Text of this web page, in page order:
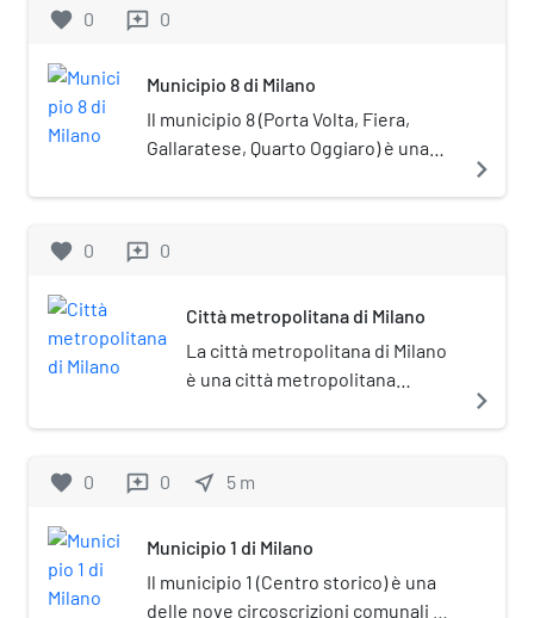
favorite 0 reviews 0
Municipio 8 di Milano
Il municipio 8 (Porta Volta, Fiera,
Gallaratese, Quarto Oggiaro) è una
Milano. La sede del Consiglio si trova
estende dal centro cittadino verso
navigate_next
favorite 0 reviews 0
Città metropolitana di Milano
La città metropolitana di Milano
è una città metropolitana
superficie territoriale preceduta
per la prima volta dalla legge n.
enti locali dell'8 giugno 1990, art.
17-21, è stata definitivamente
istituita dalla Legge 7 aprile
navigate_next
favorite 0 reviews 0 near_me 5 m
Municipio 1 di Milano
Il municipio 1 (Centro storico) è una
delle nove circoscrizioni comunali di